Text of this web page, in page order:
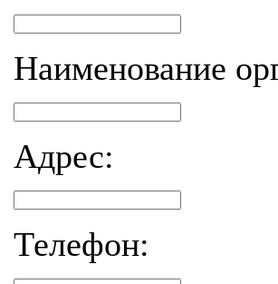
Наименование
Адрес:
Телефон: